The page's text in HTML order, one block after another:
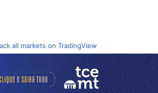
all markets on TradingView